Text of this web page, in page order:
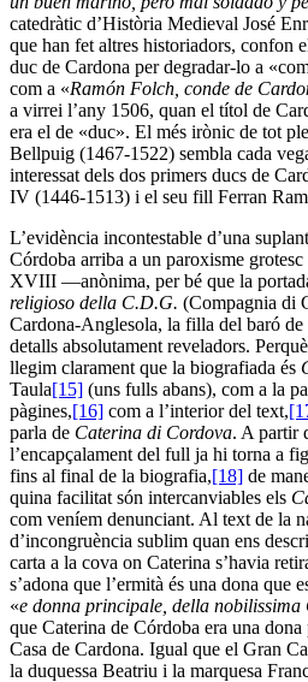
catedràtic d’Història Medieval José
que han fet altres historiadors, confon
duc de Cardona per degradar-lo a
com a «Ramón Folch, conde de
a virrei l’any 1506, quan el títol de
era el de «duc». El més irònic de tot
Bellpuig (1467-1522) sembla cada
interessat dels dos primers ducs de
IV (1446-1513) i el seu fill Ferran
L’evidència incontestable d’una
Córdoba arriba a un paroxisme
XVIII —anònima, per bé que la
religioso della C.D.G. (Compagnia di
Cardona-Anglesola, la filla del baró
detalls absolutament reveladors.
llegim clarament que la biografiada és
Taula[15] (uns fulls abans), com a la
pàgines,[16] com a l’interior del text,
parla de Caterina di Cordova. A partir
l’encapçalament del full ja hi torna a
fins al final de la biografia,[18] de
quina facilitat són intercanviables els
com veníem denunciant. Al text de la
d’incongruència sublim quan ens
carta a la cova on Caterina s’havia
s’adona que l’ermità és una dona que
«e donna principale, della nobilissima
que Caterina de Córdoba era una
Casa de Cardona. Igual que el Gran
la duquessa Beatriu i la marquesa